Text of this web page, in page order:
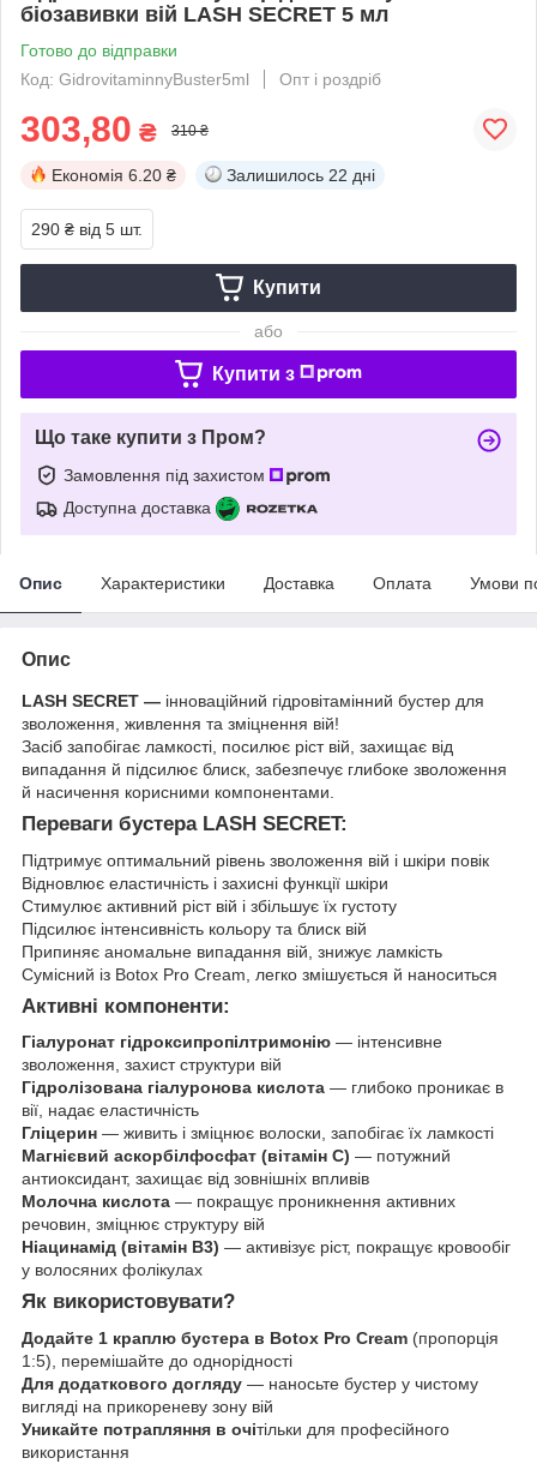
біозавивки вій LASH SECRET 5 мл
Готово до відправки
Код: GidrovitaminnyBuster5ml
Опт і роздріб
303,80 ₴ 310 ₴
Економія 6.20 ₴ Залишилось 22 дні
290 ₴ від 5 шт.
Купити
або
Купити з
Що таке купити з Пром?
Замовлення під захистом
Доступна доставка
Опис Характеристики Доставка Оплата Умови
Опис
LASH SECRET — інноваційний гідровітамінний бустер для
зволоження, живлення та зміцнення вій!
Засіб запобігає ламкості, посилює ріст вій, захищає від
випадання й підсилює блиск, забезпечує глибоке зволоження
й насичення корисними компонентами.
Переваги бустера LASH SECRET:
Підтримує оптимальний рівень зволоження вій і шкіри повік
Відновлює еластичність і захисні функції шкіри
Стимулює активний ріст вій і збільшує їх густоту
Підсилює інтенсивність кольору та блиск вій
Припиняє аномальне випадання вій, знижує ламкість
Сумісний із Botox Pro Cream, легко змішується й наноситься
Активні компоненти:
Гіалуронат гідроксипропілтримонію — інтенсивне
зволоження, захист структури вій
Гідролізована гіалуронова кислота — глибоко проникає в
вії, надає еластичність
Гліцерин — живить і зміцнює волоски, запобігає їх ламкості
Магнієвий аскорбілфосфат (вітамін С) — потужний
антиоксидант, захищає від зовнішніх впливів
Молочна кислота — покращує проникнення активних
речовин, зміцнює структуру вій
Ніацинамід (вітамін В3) — активізує ріст, покращує кровообіг
у волосяних фолікулах
Як використовувати?
Додайте 1 краплю бустера в Botox Pro Cream (пропорція
1:5), перемішайте до однорідності
Для додаткового догляду — наносьте бустер у чистому
вигляді на прикореневу зону вій
Уникайте потрапляння в очітільки для професійного
використання